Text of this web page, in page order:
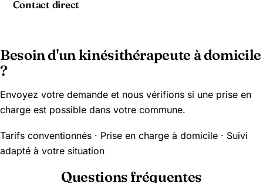
Contact direct
Besoin d'un kinésithérapeute à domicile
?
Envoyez votre demande et nous vérifions si une prise en
charge est possible dans votre commune.
Tarifs conventionnés · Prise en charge à domicile · Suivi
adapté à votre situation
Questions fréquentes